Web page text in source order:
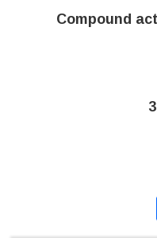
Compound